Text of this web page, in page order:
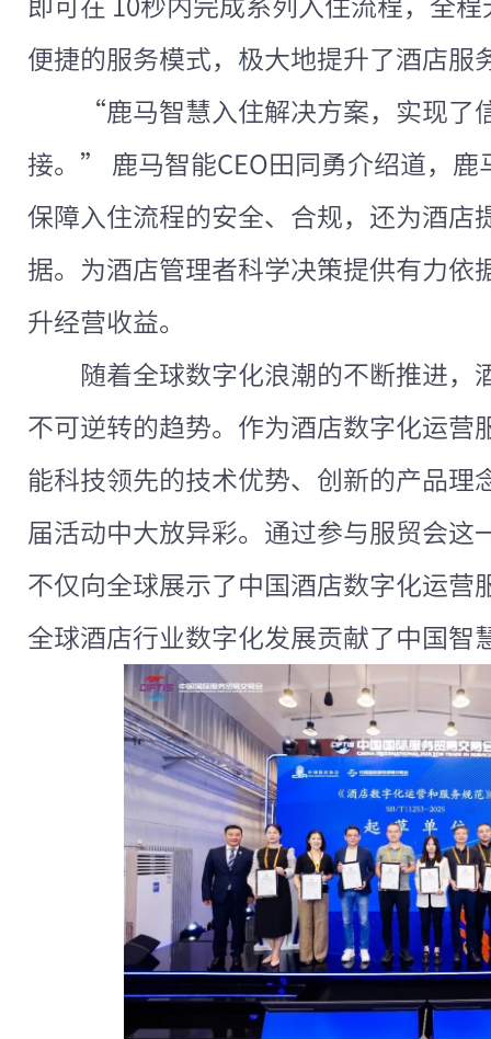
即可在 10秒内完成系列入住流程，全
便捷的服务模式，极大地提升了酒店服
“鹿马智慧入住解决方案，实现了
接。” 鹿马智能CEO田同勇介绍道，鹿
保障入住流程的安全、合规，还为酒店
据。为酒店管理者科学决策提供有力依
升经营收益。
随着全球数字化浪潮的不断推进，
不可逆转的趋势。作为酒店数字化运营
能科技领先的技术优势、创新的产品理
届活动中大放异彩。通过参与服贸会这
不仅向全球展示了中国酒店数字化运营
全球酒店行业数字化发展贡献了中国智